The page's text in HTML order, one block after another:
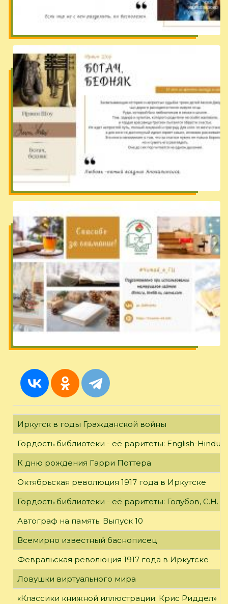
Иркутск в годы Гражданской войны
Гордость библиотеки - её раритеты: English-
К дню рождения Гарри Поттера
Октябрьская революция 1917 года в Иркутске
Гордость библиотеки - её раритеты: Голубов, С.Н.
Автограф на память. Выпуск 10
Всемирно известный баснописец
Февральская революция 1917 года в Иркутске
Ловушки виртуального мира
«Классики книжной иллюстрации: Крис Риддел»